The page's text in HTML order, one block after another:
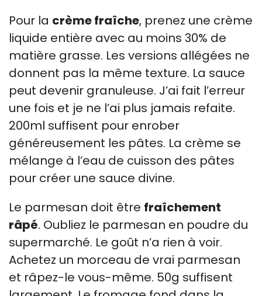
Pour la crème fraîche, prenez une crème
liquide entière avec au moins 30% de
matière grasse. Les versions allégées ne
donnent pas la même texture. La sauce
peut devenir granuleuse. J’ai fait l’erreur
une fois et je ne l’ai plus jamais refaite.
200ml suffisent pour enrober
généreusement les pâtes. La crème se
mélange à l’eau de cuisson des pâtes
pour créer une sauce divine.
Le parmesan doit être fraîchement
râpé. Oubliez le parmesan en poudre du
supermarché. Le goût n’a rien à voir.
Achetez un morceau de vrai parmesan
et râpez-le vous-même. 50g suffisent